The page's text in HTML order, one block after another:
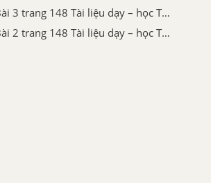
Bài 3 trang 148 Tài liệu dạy – học Toán 9 tập 1
Bài 2 trang 148 Tài liệu dạy – học Toán 9 tập 1